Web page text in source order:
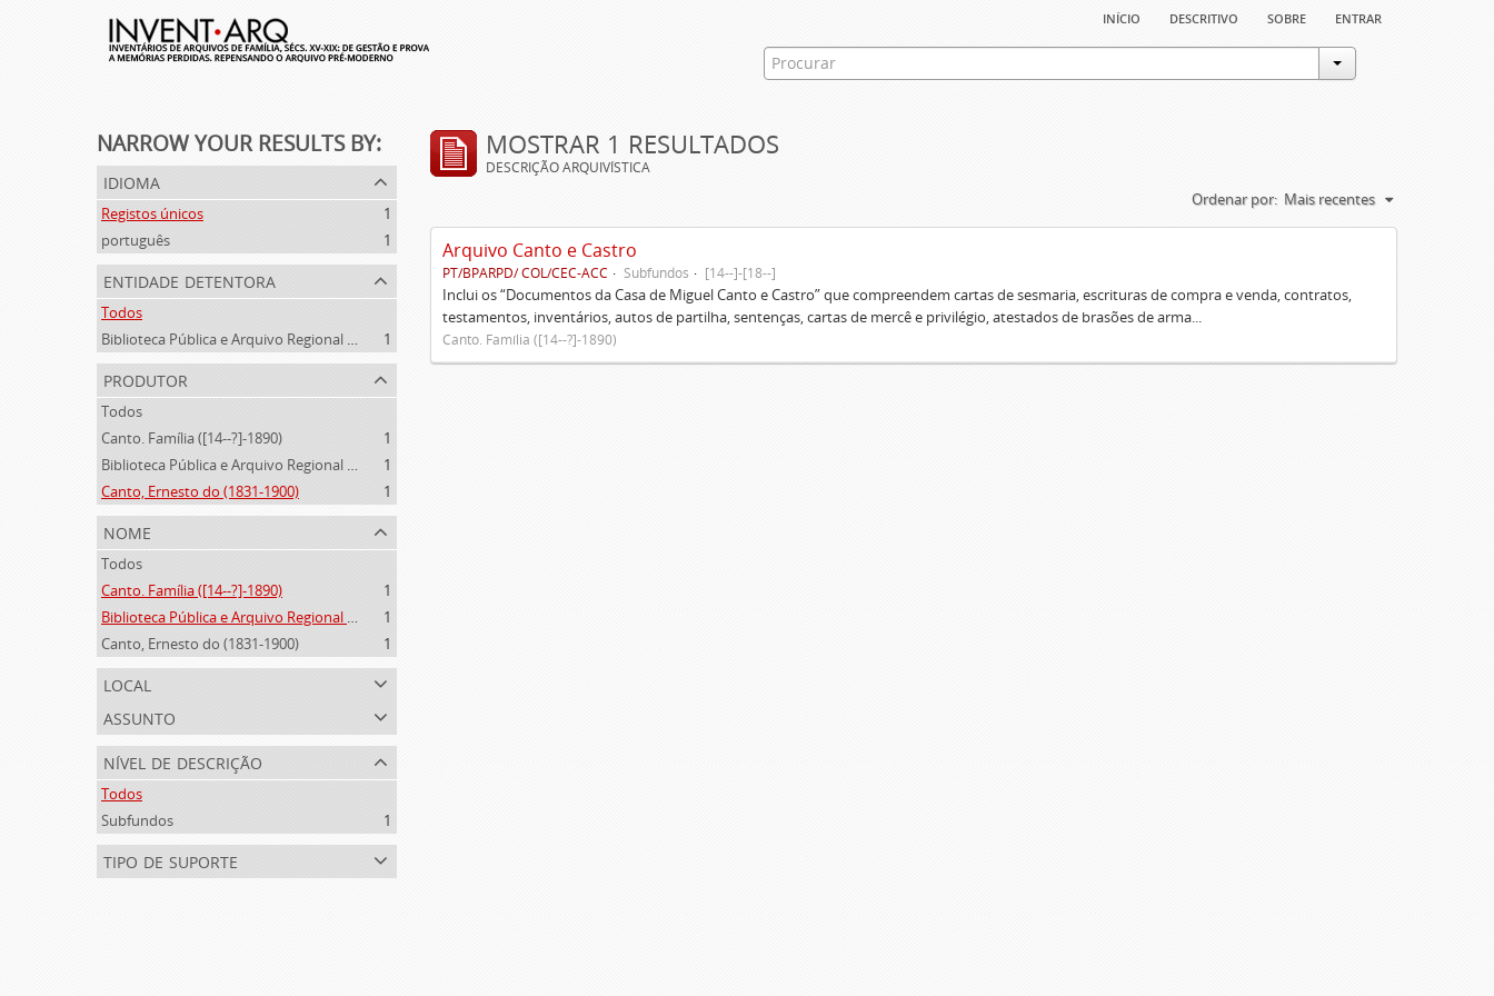
início descritivo sobre entrar
NARROW YOUR RESULTS BY:
idioma
Registos únicos
1
português
1
entidade detentora
Todos
Biblioteca Pública e Arquivo Regional de Ponta Delgada
1
produtor
Todos
Canto. Família ([14--?]-1890)
1
Biblioteca Pública e Arquivo Regional de Ponta Delgada (1841- )
1
Canto, Ernesto do (1831-1900)
1
nome
Todos
Canto. Família ([14--?]-1890)
1
Biblioteca Pública e Arquivo Regional de Ponta Delgada (1841- )
1
Canto, Ernesto do (1831-1900)
1
local
assunto
nível de descrição
Todos
Subfundos
1
tipo de suporte
MOSTRAR 1 RESULTADOS
DESCRIÇÃO ARQUIVÍSTICA
Ordenar por: Mais recentes
Arquivo Canto e Castro
PT/BPARPD/ COL/CEC-ACC Subfundos [14--]-[18--]
Inclui os “Documentos da Casa de Miguel Canto e Castro” que compreendem cartas de sesmaria, escrituras de compra e venda, contratos,
testamentos, inventários, autos de partilha, sentenças, cartas de mercê e privilégio, atestados de brasões de arma...
Canto. Família ([14--?]-1890)